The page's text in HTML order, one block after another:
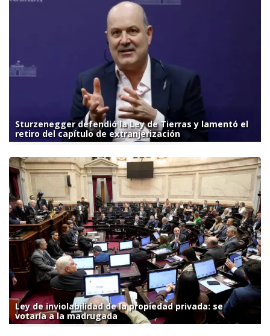
Sturzenegger defendió la Ley de Tierras y lamentó el
retiro del capítulo de extranjerización
Ley de inviolabilidad de la propiedad privada: se
votaría a la madrugada